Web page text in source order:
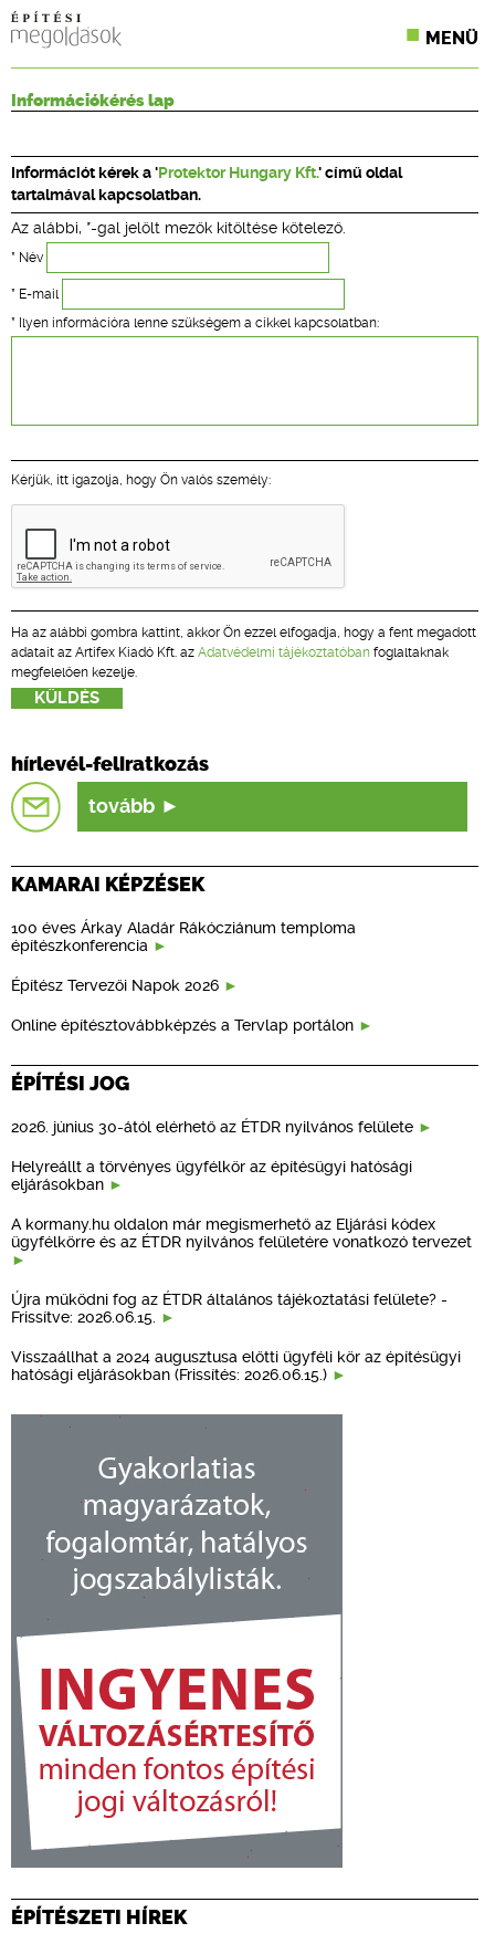
MENÜ
CPR TERMÉKKIÍRÁS
ÉPÍTÉSI JOG
ONLINE KÉPZÉSEK
TERVEZÉSI SEGÉDLETEK
Információkérés lap
Információt kérek a ' Protektor Hungary Kft.' című oldal
tartalmával kapcsolatban.
Az alábbi, *-gal jelölt mezők kitöltése kötelező.
* Név
* E-mail
* Ilyen információra lenne szükségem a cikkel kapcsolatban:
Kérjük, itt igazolja, hogy Ön valós személy:
Ha az alábbi gombra kattint, akkor Ön ezzel elfogadja, hogy a fent megadott
adatait az Artifex Kiadó Kft. az Adatvédelmi tájékoztatóban foglaltaknak
megfelelően kezelje.
hírlevél-feliratkozás
tovább
KAMARAI KÉPZÉSEK
100 éves Árkay Aladár Rákócziánum temploma
építészkonferencia
Építész Tervezői Napok 2026
Online építésztovábbképzés a Tervlap portálon
ÉPÍTÉSI JOG
2026. június 30-ától elérhető az ÉTDR nyilvános felülete
Helyreállt a törvényes ügyfélkör az építésügyi hatósági
eljárásokban
A kormany.hu oldalon már megismerhető az Eljárási kódex
ügyfélkörre és az ÉTDR nyilvános felületére vonatkozó tervezet
Újra működni fog az ÉTDR általános tájékoztatási felülete? -
Frissítve: 2026.06.15.
Visszaállhat a 2024 augusztusa előtti ügyféli kör az építésügyi
hatósági eljárásokban (Frissítés: 2026.06.15.)
ÉPÍTÉSZETI HÍREK